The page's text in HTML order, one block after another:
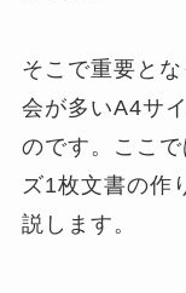
そこで重要と
会が多いA4サ
のです。ここ
ズ1枚文書の作
説します。